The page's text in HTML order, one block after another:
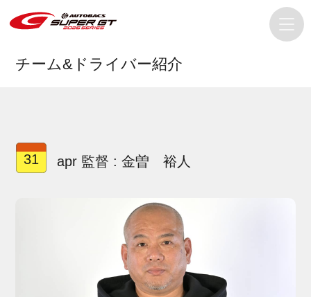
チーム&ドライバー紹介
31 apr 監督 : 金曽 裕人